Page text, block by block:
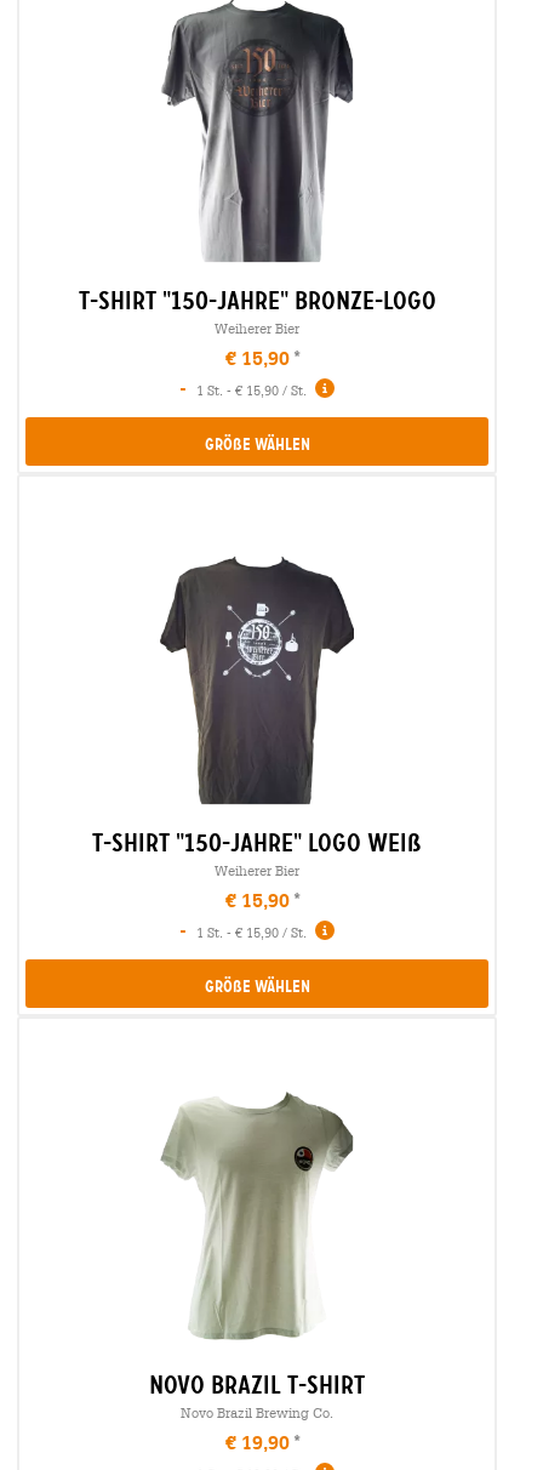
t-shirt "150-jahre" bronze-logo
Weiherer Bier
€ 15,90
-
1 St. - € 15,90 / St.
Größe Wählen
t-shirt "150-jahre" logo weiß
Weiherer Bier
€ 15,90
-
1 St. - € 15,90 / St.
Größe Wählen
novo brazil t-shirt
Novo Brazil Brewing Co.
€ 19,90